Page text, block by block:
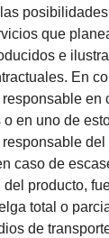
que
e
En
en
en uno de
caso de
producto,
total o
de